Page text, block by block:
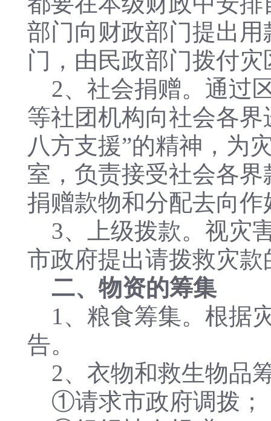
部门向财政部门提出
门，由民政部门拨付灾
2、社会捐赠。通过
等社团机构向社会各
八方支援”的精神，为
室，负责接受社会各
捐赠款物和分配去向
3、上级拨款。视灾
市政府提出请拨救灾款
二、物资的筹集
1、粮食筹集。根据
告。
2、衣物和救生物品
①请求市政府调拨；